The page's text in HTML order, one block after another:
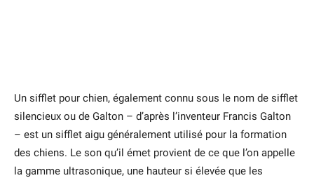
Un sifflet pour chien, également connu sous le nom de sifflet
silencieux ou de Galton – d’après l’inventeur Francis Galton
– est un sifflet aigu généralement utilisé pour la formation
des chiens. Le son qu’il émet provient de ce que l’on appelle
la gamme ultrasonique, une hauteur si élevée que les